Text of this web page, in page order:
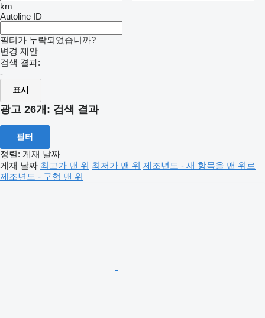
km
Autoline ID
필터가 누락되었습니까?
변경 제안
검색 결과:
-
표시
광고 26개: 검색 결과
필터
정렬: 게재 날짜
게재 날짜 최고가 맨 위 최저가 맨 위 제조년도 - 새 항목을 맨 위로
제조년도 - 구형 맨 위